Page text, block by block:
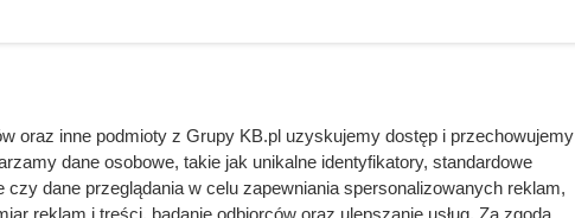
oraz inne podmioty z Grupy KB.pl uzyskujemy dostęp i przechowujemy
dane osobowe, takie jak unikalne identyfikatory, standardowe
czy dane przeglądania w celu zapewniania spersonalizowanych reklam,
reklam i treści, badanie odbiorców oraz ulepszanie usług. Za zgodą